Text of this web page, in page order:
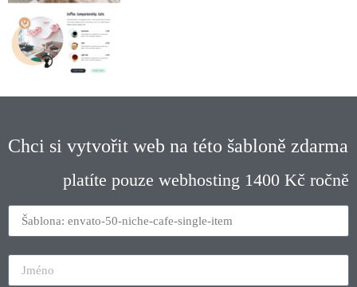
Chci si vytvořit web na této šabloně zdarma
platíte pouze webhosting 1400 Kč ročně